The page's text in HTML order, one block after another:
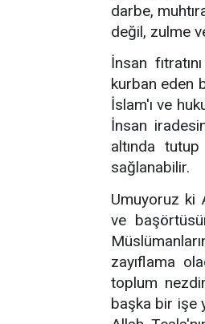
darbe,
değil, zulme
İnsan
kurban eden
İslam'ı ve
İnsan
altında
sağlanabilir.
Umuyoruz ki
ve
zayıflama
toplum
başka bir işe